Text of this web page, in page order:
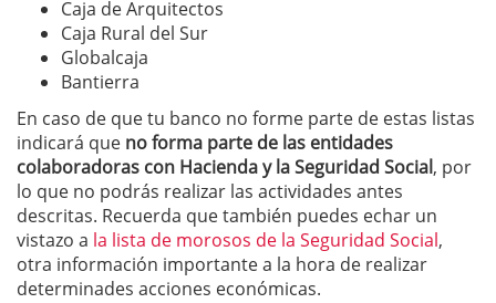
Caja de Arquitectos
Caja Rural del Sur
Globalcaja
Bantierra
En caso de que tu banco no forme parte de estas listas
indicará que no forma parte de las entidades
colaboradoras con Hacienda y la Seguridad Social, por
lo que no podrás realizar las actividades antes
descritas. Recuerda que también puedes echar un
vistazo a la lista de morosos de la Seguridad Social,
otra información importante a la hora de realizar
determinades acciones económicas.